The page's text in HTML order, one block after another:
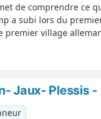
de comprendre ce
a subi lors du
premier village
de guerre et des
Sans oublier le
commune, comme
et sa chapelle.
Jaux- Plessis -